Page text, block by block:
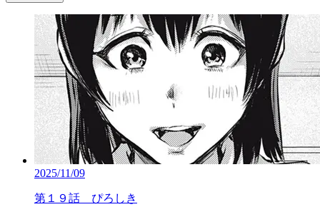
2025/11/09
第１９話 ぴろしき